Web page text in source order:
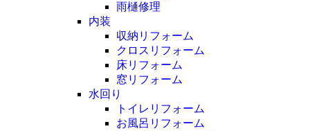
雨樋修理
内装
収納リフォーム
クロスリフォーム
床リフォーム
窓リフォーム
水回り
トイレリフォーム
お風呂リフォーム